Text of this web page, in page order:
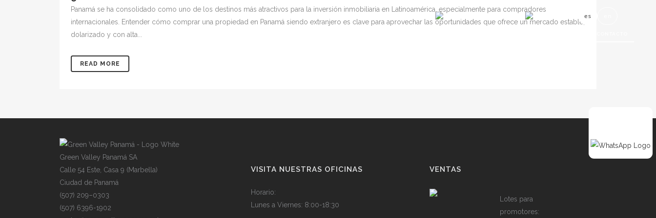
ENCUÉNTRANOS EN WAZE LLÁMANOS YA es
Panamá se ha consolidado como uno de los destinos más atractivos para la inversión inmobiliaria en Latinoamérica, especialmente para compradores
internacionales. Entender cómo comprar una propiedad en Panamá siendo extranjero es clave para aprovechar las oportunidades que ofrece un mercado estable,
dolarizado y con alta...
READ MORE
Green Valley Panamá SA
Calle 54 Este, Casa 9 (Marbella)
Ciudad de Panamá
(507) 209–0303
(507) 6396-1902
VISITA NUESTRAS OFICINAS
Horario:
Lunes a Viernes: 8:00-18:30
VENTAS
Lotes para
promotores: